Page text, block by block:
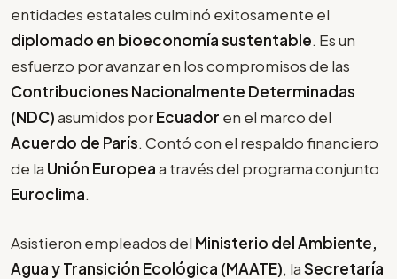
entidades estatales culminó exitosamente el
diplomado en bioeconomía sustentable. Es un
esfuerzo por avanzar en los compromisos de las
Contribuciones Nacionalmente Determinadas
(NDC)asumidos porEcuador en el marco del
Acuerdo de París. Contó con el respaldo financiero
de la Unión Europeaa través del programa conjunto
Euroclima.
Asistieron empleados del Ministerio del Ambiente,
Agua y Transición Ecológica (MAATE), laSecretaría